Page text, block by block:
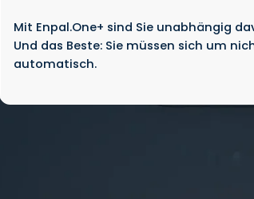
Mit Enpal.One+ sind Sie unabhängig
Und das Beste: Sie müssen sich um
automatisch.